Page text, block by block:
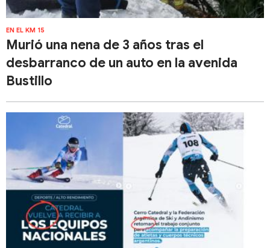
EN EL KM 15
Murió una nena de 3 años tras el
desbarranco de un auto en la avenida
Bustillo